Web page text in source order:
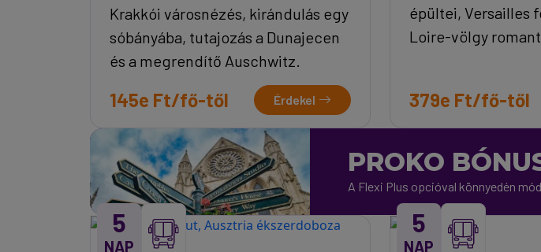
Krakkói városnézés, kirándulás egy
sóbányába, tutajozás a Dunajecen
és a megrendítő Auschwitz.
145e Ft/fő-től Érdekel
épültei, Versailles
Loire-völgy
379e Ft/fő-től
PROKO
A Flexi Plus opcióval könnyedén
5
NAP
5
NAP